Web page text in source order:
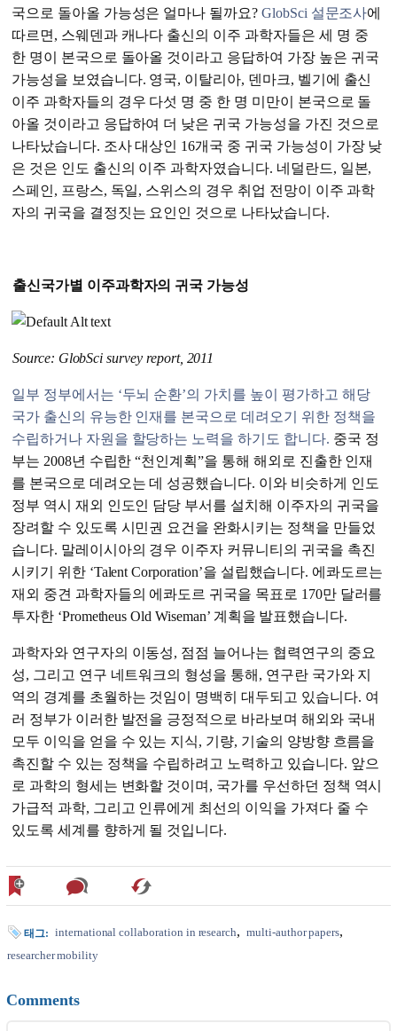
국으로 돌아올 가능성은 얼마나 될까요? GlobSci 설문조사에
따르면, 스웨덴과 캐나다 출신의 이주 과학자들은 세 명 중
한 명이 본국으로 돌아올 것이라고 응답하여 가장 높은 귀국
가능성을 보였습니다. 영국, 이탈리아, 덴마크, 벨기에 출신
이주 과학자들의 경우 다섯 명 중 한 명 미만이 본국으로 돌
아올 것이라고 응답하여 더 낮은 귀국 가능성을 가진 것으로
나타났습니다. 조사 대상인 16개국 중 귀국 가능성이 가장 낮
은 것은 인도 출신의 이주 과학자였습니다. 네덜란드, 일본,
스페인, 프랑스, 독일, 스위스의 경우 취업 전망이 이주 과학
자의 귀국을 결정짓는 요인인 것으로 나타났습니다.
출신국가별 이주과학자의 귀국 가능성
Source: GlobSci survey report, 2011
일부 정부에서는 ‘두뇌 순환’의 가치를 높이 평가하고 해당
국가 출신의 유능한 인재를 본국으로 데려오기 위한 정책을
수립하거나 자원을 할당하는 노력을 하기도 합니다. 중국 정
부는 2008년 수립한 “천인계획”을 통해 해외로 진출한 인재
를 본국으로 데려오는 데 성공했습니다. 이와 비슷하게 인도
정부 역시 재외 인도인 담당 부서를 설치해 이주자의 귀국을
장려할 수 있도록 시민권 요건을 완화시키는 정책을 만들었
습니다. 말레이시아의 경우 이주자 커뮤니티의 귀국을 촉진
시키기 위한 ‘Talent Corporation’을 설립했습니다. 에콰도르는
재외 중견 과학자들의 에콰도르 귀국을 목표로 170만 달러를
투자한 ‘Prometheus Old Wiseman’ 계획을 발표했습니다.
과학자와 연구자의 이동성, 점점 늘어나는 협력연구의 중요
성, 그리고 연구 네트워크의 형성을 통해, 연구란 국가와 지
역의 경계를 초월하는 것임이 명백히 대두되고 있습니다. 여
러 정부가 이러한 발전을 긍정적으로 바라보며 해외와 국내
모두 이익을 얻을 수 있는 지식, 기량, 기술의 양방향 흐름을
촉진할 수 있는 정책을 수립하려고 노력하고 있습니다. 앞으
로 과학의 형세는 변화할 것이며, 국가를 우선하던 정책 역시
가급적 과학, 그리고 인류에게 최선의 이익을 가져다 줄 수
있도록 세계를 향하게 될 것입니다.
태그: international collaboration in research
multi-author papers
researcher mobility
Comments